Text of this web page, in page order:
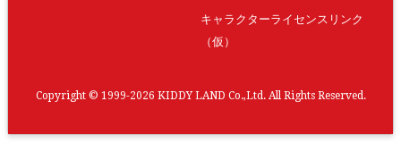
キャラクターライセンスリンク
（仮）
Copyright © 1999-2026 KIDDY LAND Co.,Ltd. All Rights Reserved.